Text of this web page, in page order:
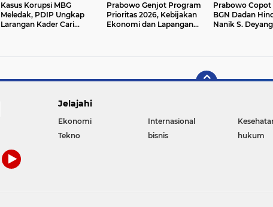
Kasus Korupsi MBG
Meledak, PDIP Ungkap
Larangan Kader Cari
Prabowo Genjot Program
Prioritas 2026, Kebijakan
Ekonomi dan Lapangan
Prabowo Copot
BGN Dadan
Nanik S.
Jelajahi
Ekonomi Internasional
Tekno
bisnis hukum